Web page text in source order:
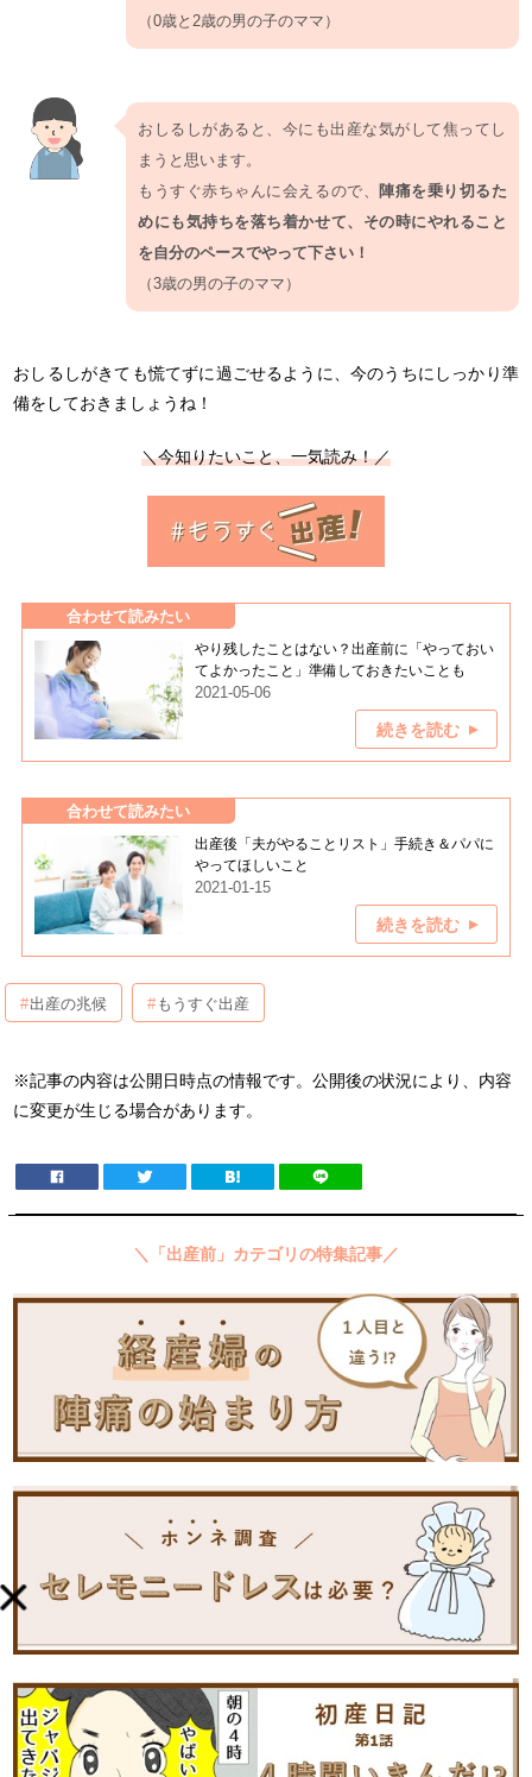
（0歳と2歳の男の子のママ）
おしるしがあると、今にも出産な気がして焦ってし
まうと思います。
もうすぐ赤ちゃんに会えるので、
陣痛を乗り切るた
めにも気持ちを落ち着かせて、その時にやれること
を自分のペースでやって下さい！
（3歳の男の子のママ）
おしるしがきても慌てずに過ごせるように、今のうちにしっかり準
備をしておきましょうね！
＼今知りたいこと、一気読み！／
合わせて読みたい
やり残したことはない？出産前に「やっておい
てよかったこと」準備しておきたいことも
2021-05-06
続きを読む
合わせて読みたい
出産後「夫がやることリスト」手続き＆パパに
やってほしいこと
2021-01-15
続きを読む
出産の兆候 もうすぐ出産
※記事の内容は公開日時点の情報です。公開後の状況により、内容
に変更が生じる場合があります。
＼「出産前」カテゴリの特集記事／